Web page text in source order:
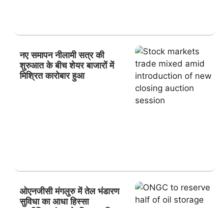
नए समापन नीलामी सत्र की
शुरुआत के बीच शेयर बाजारों में
मिश्रित कारोबार हुआ
ओएनजीसी मंगलुरु में तेल भंडारण
सुविधा का आधा हिस्सा